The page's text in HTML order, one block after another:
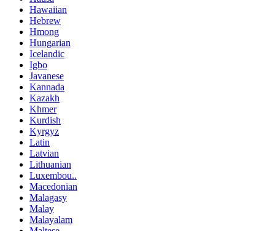
Hawaiian
Hebrew
Hmong
Hungarian
Icelandic
Igbo
Javanese
Kannada
Kazakh
Khmer
Kurdish
Kyrgyz
Latin
Latvian
Lithuanian
Luxembou..
Macedonian
Malagasy
Malay
Malayalam